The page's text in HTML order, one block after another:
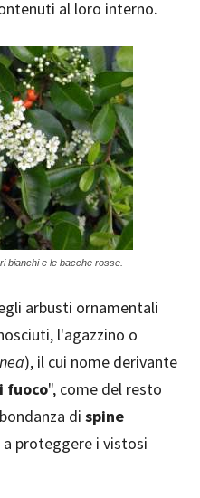
al loro interno.
bianchi e le bacche rosse.
arbusti ornamentali
l'agazzino o
), il cui nome derivante
fuoco", come del resto
di spine
proteggere i vistosi